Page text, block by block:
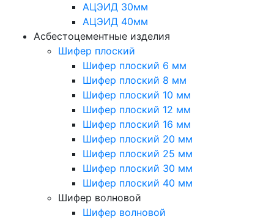
АЦЭИД 30мм
АЦЭИД 40мм
Асбестоцементные изделия
Шифер плоский
Шифер плоский 6 мм
Шифер плоский 8 мм
Шифер плоский 10 мм
Шифер плоский 12 мм
Шифер плоский 16 мм
Шифер плоский 20 мм
Шифер плоский 25 мм
Шифер плоский 30 мм
Шифер плоский 40 мм
Шифер волновой
Шифер волновой